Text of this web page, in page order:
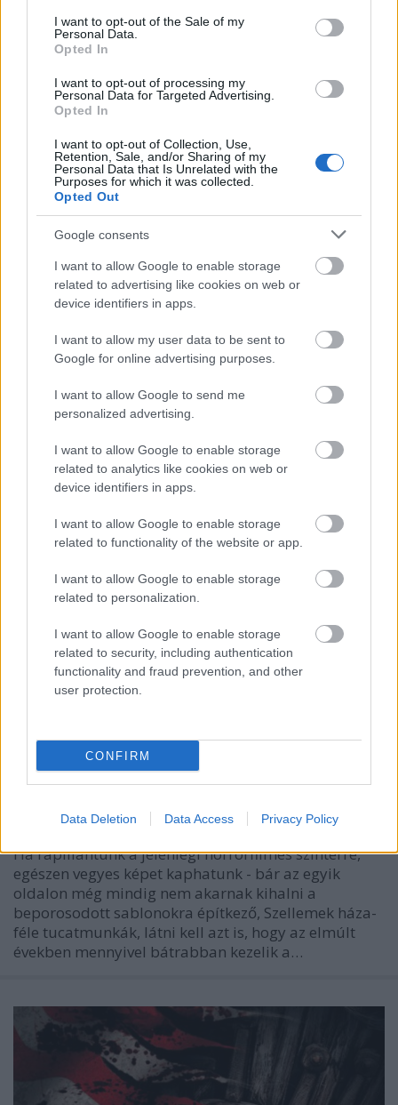
consent section.
I want to opt-out of the Sale of my
Personal Data.
Opted In
I want to opt-out of processing my
Personal Data for Targeted Advertising.
Opted In
I want to opt-out of Collection, Use,
Retention, Sale, and/or Sharing of my
Personal Data that Is Unrelated with the
Purposes for which it was collected.
Opted Out
Google consents
I want to allow Google to enable storage
related to advertising like cookies on web or
device identifiers in apps.
I want to allow my user data to be sent to
Google for online advertising purposes.
I want to allow Google to send me
personalized advertising.
I want to allow Google to enable storage
related to analytics like cookies on web or
device identifiers in apps.
I want to allow Google to enable storage
related to functionality of the website or app.
I want to allow Google to enable storage
related to personalization.
I want to allow Google to enable storage
related to security, including authentication
functionality and fraud prevention, and other
user protection.
CONFIRM
Data Deletion Data Access Privacy Policy
Könyvkritika: Michael Crichton:
Jurassic Park (2015)
Az élet kiszabadul a korlátok közül
Nagy Judit Áfonya•2018. június 08.
A könyv, melyet sokan csak a film által ismernek,
pedig első magyar kiadása nem sokkal az angol
eredeti (1990) után, 1992-ben Őslénypark címmel
már meg is jelent. Ezt újította fel és adta ki újra,
immár eredeti címén a Kossuth Könyvkiadó, így
hozva közelebb egymáshoz az olvasóközönséget és
Örökség / Hereditary (2018)
Ha rápillantunk a jelenlegi horrorfilmes színtérre,
egészen vegyes képet kaphatunk - bár az egyik
oldalon még mindig nem akarnak kihalni a
beporosodott sablonokra építkező, Szellemek háza-
féle tucatmunkák, látni kell azt is, hogy az elmúlt
években mennyivel bátrabban kezelik a…